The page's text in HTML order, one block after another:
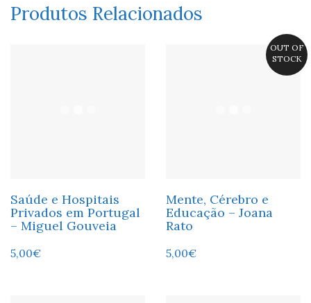
Produtos Relacionados
Saúde e Hospitais
Privados em Portugal
– Miguel Gouveia
5,00€
OUT OF
STOCK
Mente, Cérebro e
Educação – Joana
Rato
5,00€